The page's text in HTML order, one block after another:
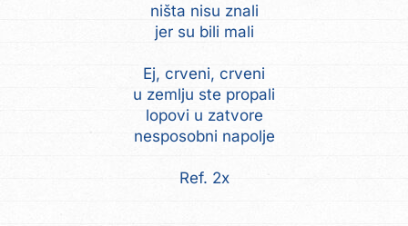
ništa nisu znali
jer su bili mali
Ej, crveni, crveni
u zemlju ste propali
lopovi u zatvore
nesposobni napolje
Ref. 2x